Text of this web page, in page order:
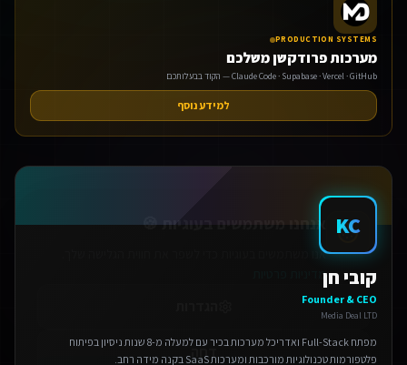
PRODUCTION SYSTEMS
מערכות פרודקשן משלכם
Claude Code · Supabase · Vercel · GitHub — הקוד בבעלותכם
למידע נוסף
KC
קובי חן
Founder & CEO
Media Deal LTD
מפתח Full-Stack ואדריכל מערכות בכיר עם למעלה מ-8 שנות ניסיון בפיתוח
פלטפורמות טכנולוגיות מורכבות ומערכות SaaS בקנה מידה רחב.
אנחנו משתמשים בעוגיות 🍪
אנו משתמשים בעוגיות כדי לשפר את חווית הגלישה שלך.